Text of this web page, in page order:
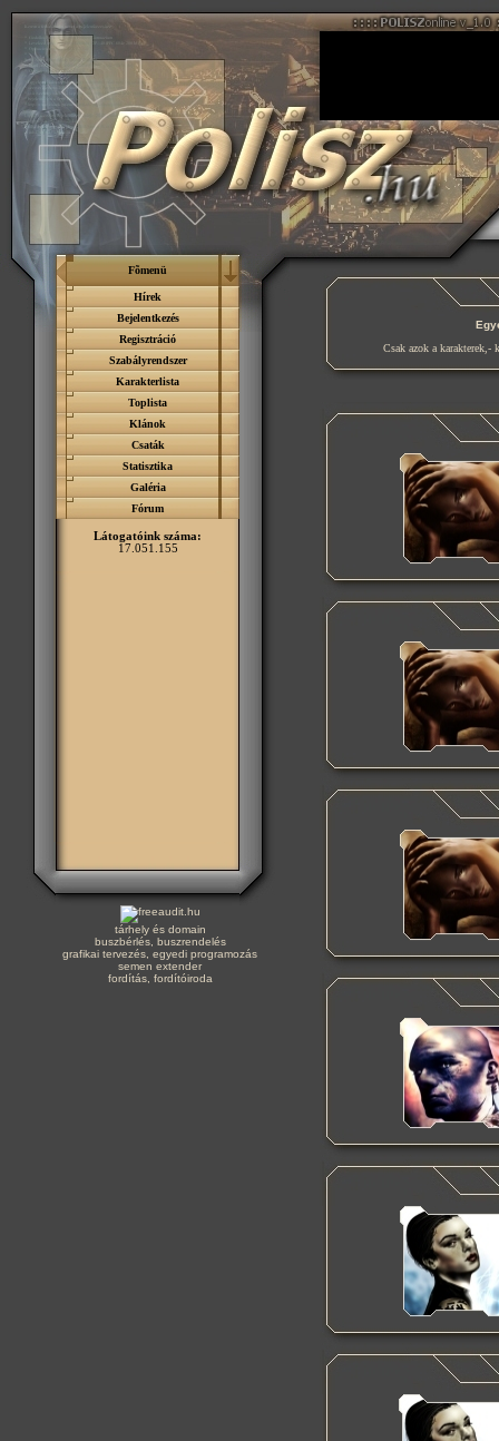
Fõmenü
Hírek
Bejelentkezés
Regisztráció
Szabályrendszer
Karakterlista
Toplista
Klánok
Csaták
Statisztika
Galéria
Fórum
Látogatóink száma:
17.051.155
tárhely és domain
buszbérlés, buszrendelés
grafikai tervezés, egyedi programozás
semen extender
fordítás, fordítóiroda
Csak azok a